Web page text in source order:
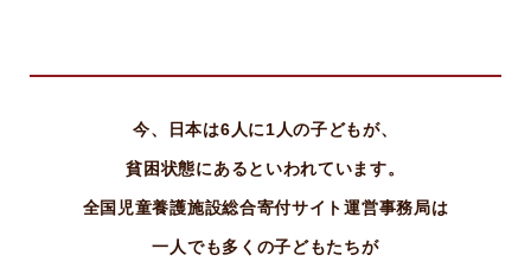
今、日本は6人に1人の子どもが、
貧困状態にあるといわれています。
全国児童養護施設総合寄付サイト運営事務局は
一人でも多くの子どもたちが